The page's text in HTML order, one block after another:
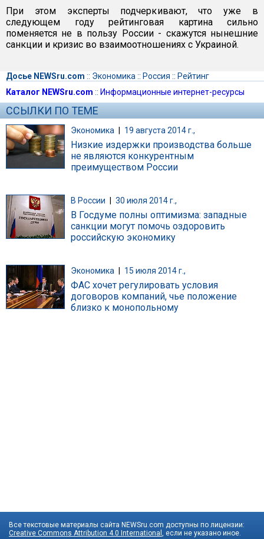
При этом эксперты подчеркивают, что уже в
следующем году рейтинговая картина сильно
поменяется не в пользу России - скажутся нынешние
санкции и кризис во взаимоотношениях с Украиной.
Досье NEWSru.com :: Экономика :: Россия :: Рейтинг
Каталог NEWSru.com :: Информационные интернет-ресурсы
ССЫЛКИ ПО ТЕМЕ
Экономика | 19 августа 2014 г.,
Низкие издержки производства больше
не являются конкурентным
преимуществом России
В России 30 июля 2014 г.,
В Госдуме полны оптимизма: западные
санкции могут помочь оздоровить
российскую экономику
Экономика 15 июля 2014 г.,
ФАС хочет регулировать условия
договоров компаний, чье положение
близко к монопольному
Все текстовые материалы сайта NEWSru.com доступны по лицензии:
Creative Commons Attribution 4.0 International , если не указано иное.